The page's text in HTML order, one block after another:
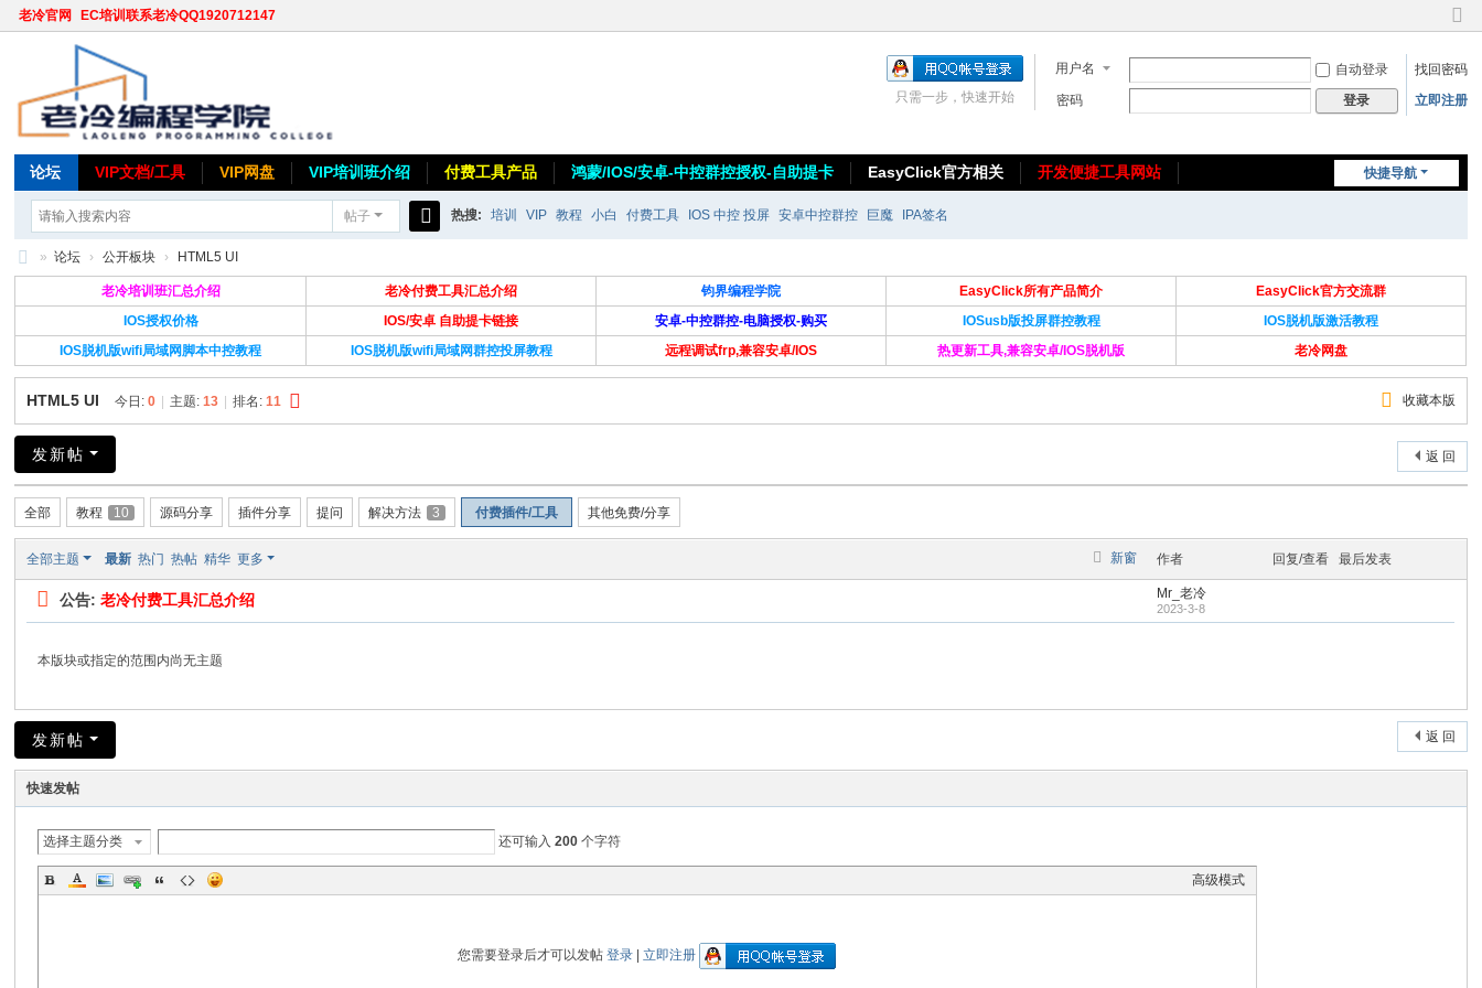
老冷官网 EC培训联系老冷QQ1920712147
切
到
窄
用户名 自动登录
找回密码
密码
登录 立即注册
只需一步，快速开始
快捷导航
论坛 VIP文档/工具 VIP网盘 VIP培训班介绍 付费工具产品 鸿蒙/IOS/安卓-中控群控授权-自助提卡 EasyClick官方相关
开发便捷工具网站
帖子
索
热搜: 培训 VIP 教程 小白 付费工具 IOS 中控 投屏 安卓中控群控 巨魔 IPA签名
» 论坛 › 公开板块 › HTML5 UI
老冷培训班汇总介绍 老冷付费工具汇总介绍 钧界编程学院 EasyClick所有产品简介
EasyClick官方交流群
IOS授权价格
IOS/安卓 自助提卡链接 安卓-中控群控-电脑授权-购买 IOSusb版投屏群控教程
IOS脱机版激活教程
IOS脱机版wifi局域网脚本中控教程
IOS脱机版wifi局域网群控投屏教程 远程调试frp,兼容安卓/IOS 热更新工具,兼容安卓/IOS脱机版 老冷网盘
收藏本版
HTML5 UI 今日:0 主题:13 排名:11
返 回
发新帖
全部 教程 10 源码分享 插件分享 提问 解决方法 3 付费插件/工具 其他免费/分享
新窗
全部主题 最新 热门 热帖 精华 更多 作者 回复/查看 最后发表
公告:老冷付费工具汇总介绍 Mr_老冷
2023-3-8
本版块或指定的范围内尚无主题
返 回
发新帖
快速发帖
选择主题分类 还可输入200 个字符
高级模式
您需要登录后才可以发帖登录 |立即注册